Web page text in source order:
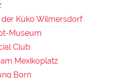
Küko Wilmersdorf
Museum
Club
Mexikoplatz
Born